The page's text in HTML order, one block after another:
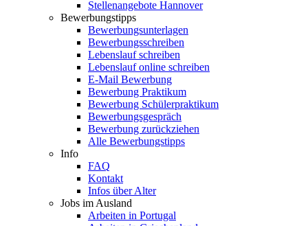
Stellenangebote Hannover
Bewerbungstipps
Bewerbungsunterlagen
Bewerbungsschreiben
Lebenslauf schreiben
Lebenslauf online schreiben
E-Mail Bewerbung
Bewerbung Praktikum
Bewerbung Schülerpraktikum
Bewerbungsgespräch
Bewerbung zurückziehen
Alle Bewerbungstipps
Info
FAQ
Kontakt
Infos über Alter
Jobs im Ausland
Arbeiten in Portugal